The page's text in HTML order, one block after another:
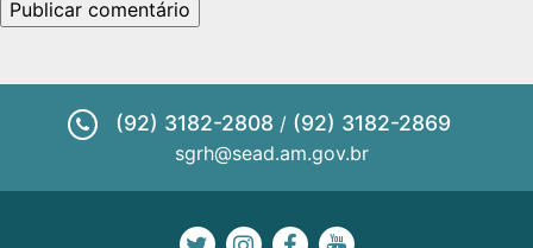
(92) 3182-2808 / (92) 3182-2869
sgrh@sead.am.gov.br